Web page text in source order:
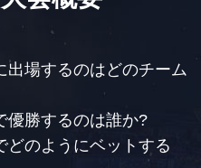
出場するのはどのチーム
優勝するのは誰か?
どのようにベットする